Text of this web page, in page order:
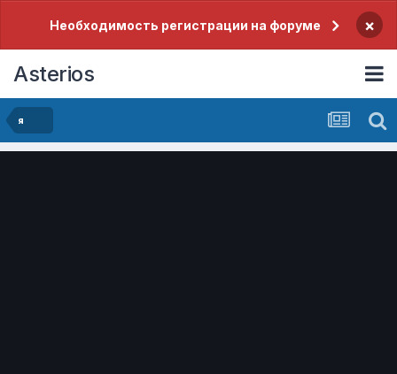
Необходимость регистрации на форуме ×
Asterios
я